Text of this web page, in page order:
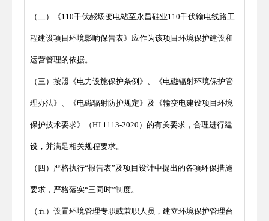
（二）《110千伏赧场变电站至永昌硅业110千伏输电线路工
程建设项目环境影响保告表》应作为该项目环境保护建设和
运营管理的依据。
（三）按照《电力设施保护条例》、《电磁辐射环境保护管
理办法》、《电磁辐射防护规定》及《输变电建设项目环境
保护技术要求》（HJ 1113-2020）的有关要求，合理进行建
设，并满足相关规程要求。
（四）严格执行“报告表”及项目设计中提出的各项环保措施
要求，严格落实“三同时”制度。
（五）设置环境管理专职或兼职人员，建立环境保护管理台